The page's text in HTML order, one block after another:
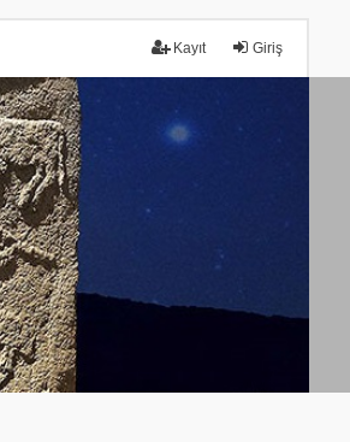
Giriş
Kayıt